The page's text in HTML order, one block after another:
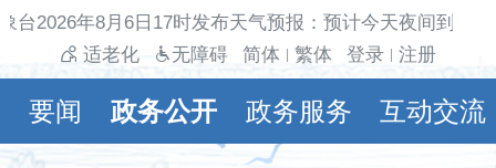
台2026年8月6日17时发布天气预报：预计今天夜间到明
适老化
无障碍 简体 繁体 登录 注册
要闻 政务公开 政务服务 互动交流